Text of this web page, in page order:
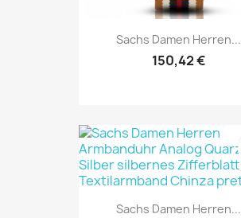
Sachs Damen Herren...
150,42 €
Sachs Damen Herren...